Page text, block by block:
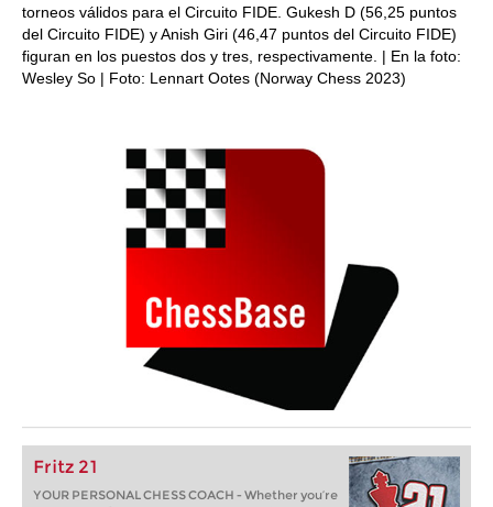
torneos válidos para el Circuito FIDE. Gukesh D (56,25 puntos
del Circuito FIDE) y Anish Giri (46,47 puntos del Circuito FIDE)
figuran en los puestos dos y tres, respectivamente. | En la foto:
Wesley So | Foto: Lennart Ootes (Norway Chess 2023)
Fritz 21
YOUR PERSONAL CHESS COACH - Whether you’re